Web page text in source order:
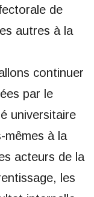
de
autres à la
continuer
par le
universitaire
mêmes à la
acteurs de la
les